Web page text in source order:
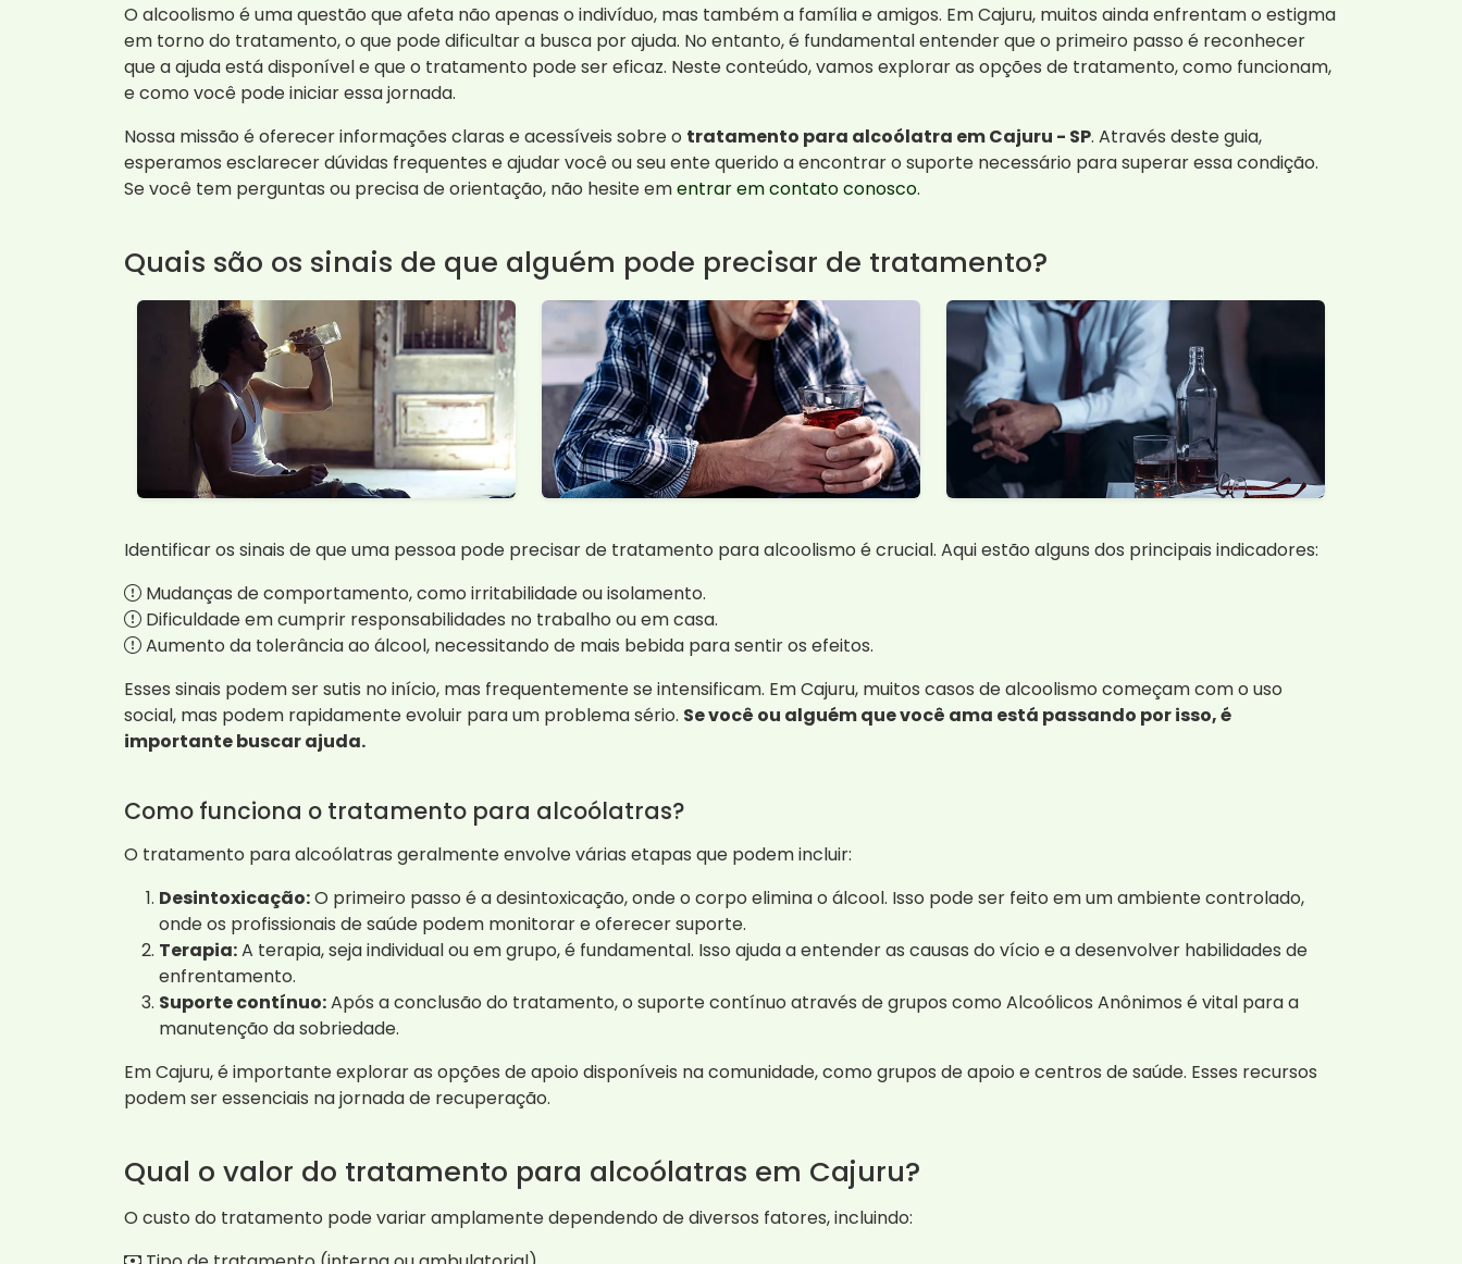
O alcoolismo é uma questão que afeta não apenas o indivíduo, mas também a família e amigos. Em Cajuru, muitos ainda enfrentam o estigma
em torno do tratamento, o que pode dificultar a busca por ajuda. No entanto, é fundamental entender que o primeiro passo é reconhecer
que a ajuda está disponível e que o tratamento pode ser eficaz. Neste conteúdo, vamos explorar as opções de tratamento, como funcionam,
e como você pode iniciar essa jornada.
Nossa missão é oferecer informações claras e acessíveis sobre o tratamento para alcoólatra em Cajuru - SP. Através deste guia,
esperamos esclarecer dúvidas frequentes e ajudar você ou seu ente querido a encontrar o suporte necessário para superar essa condição.
Se você tem perguntas ou precisa de orientação, não hesite ementrar em contato conosco.
Quais são os sinais de que alguém pode precisar de tratamento?
Identificar os sinais de que uma pessoa pode precisar de tratamento para alcoolismo é crucial. Aqui estão alguns dos principais indicadores:
Mudanças de comportamento, como irritabilidade ou isolamento.
Dificuldade em cumprir responsabilidades no trabalho ou em casa.
Aumento da tolerância ao álcool, necessitando de mais bebida para sentir os efeitos.
Esses sinais podem ser sutis no início, mas frequentemente se intensificam. Em Cajuru, muitos casos de alcoolismo começam com o uso
social, mas podem rapidamente evoluir para um problema sério. Se você ou alguém que você ama está passando por isso, é
importante buscar ajuda.
Como funciona o tratamento para alcoólatras?
O tratamento para alcoólatras geralmente envolve várias etapas que podem incluir:
Desintoxicação:O primeiro passo é a desintoxicação, onde o corpo elimina o álcool. Isso pode ser feito em um ambiente controlado,
onde os profissionais de saúde podem monitorar e oferecer suporte.
Terapia:A terapia, seja individual ou em grupo, é fundamental. Isso ajuda a entender as causas do vício e a desenvolver habilidades de
enfrentamento.
Suporte contínuo:Após a conclusão do tratamento, o suporte contínuo através de grupos como Alcoólicos Anônimos é vital para a
manutenção da sobriedade.
Em Cajuru, é importante explorar as opções de apoio disponíveis na comunidade, como grupos de apoio e centros de saúde. Esses recursos
podem ser essenciais na jornada de recuperação.
Qual o valor do tratamento para alcoólatras em Cajuru?
O custo do tratamento pode variar amplamente dependendo de diversos fatores, incluindo: